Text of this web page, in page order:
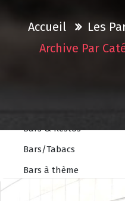
Autos écoles
Concessions
Bars & Restos
Bars/Tabacs
Bars à thème
Accueil
Les
Archive Par